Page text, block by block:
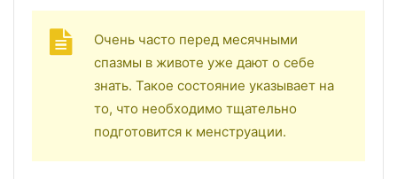
Очень часто перед месячными
спазмы в животе уже дают о себе
знать. Такое состояние указывает на
то, что необходимо тщательно
подготовится к менструации.